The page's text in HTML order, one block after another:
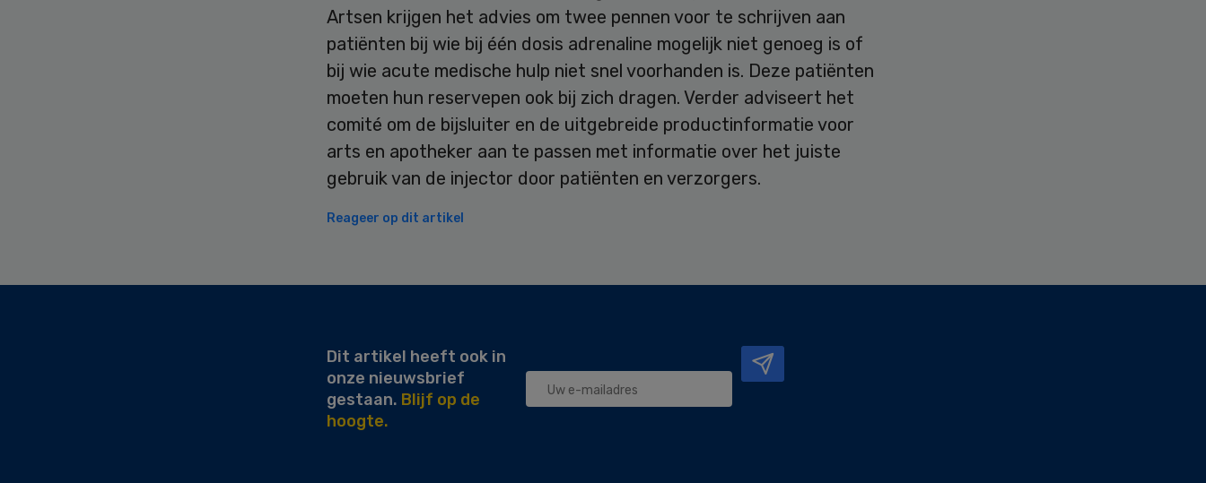
Artsen krijgen het advies om twee pennen voor te schrijven aan
patiënten bij wie bij één dosis adrenaline mogelijk niet genoeg is of
bij wie acute medische hulp niet snel voorhanden is. Deze patiënten
moeten hun reservepen ook bij zich dragen. Verder adviseert het
comité om de bijsluiter en de uitgebreide productinformatie voor
arts en apotheker aan te passen met informatie over het juiste
gebruik van de injector door patiënten en verzorgers.
Reageer op dit artikel
Dit artikel heeft ook in
onze nieuwsbrief
gestaan. Blijf op de
hoogte.